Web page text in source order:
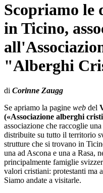
Scopriamo
in Ticino,
"Alberghi
di Corinne Zaugg
Se apriamo la pagine web del
(«Associazione alberghi
associazione che raccoglie
distribuite su tutto il territorio
strutture che si trovano in
una ad Ascona e una a Rasa,
principalmente famiglie
valori cristiani: protestanti ma
Siamo andate a visitarle.